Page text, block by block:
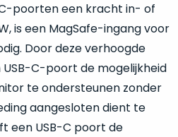
poorten een kracht in- of
is een MagSafe-ingang voor
Door deze verhoogde
C-poort de mogelijkheid
te ondersteunen zonder
aangesloten dient te
een USB-C poort de